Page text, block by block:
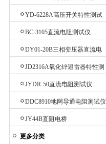
YD-6228A高压开关特性测试
BC-3105直流电阻测试仪
DY01-20B三相变压器直流电
JD2316A氧化锌避雷器特性测
JYDR-50直流电阻测试仪
DDC8910地网导通电阻测试仪
JY44B直阻电桥
更多分类